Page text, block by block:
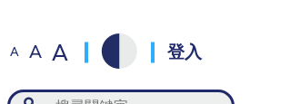
A A A 登入